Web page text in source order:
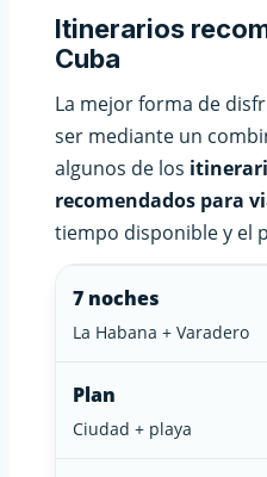
Itinerarios
Cuba
La mejor forma de
ser mediante un
algunos de los
recomendados para
tiempo disponible y el
7 noches
La Habana + Varadero
Plan
Ciudad + playa